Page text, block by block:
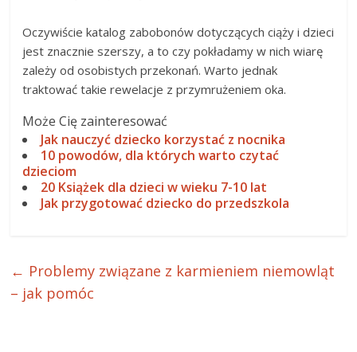
Oczywiście katalog zabobonów dotyczących ciąży i dzieci
jest znacznie szerszy, a to czy pokładamy w nich wiarę
zależy od osobistych przekonań. Warto jednak
traktować takie rewelacje z przymrużeniem oka.
Może Cię zainteresować
Jak nauczyć dziecko korzystać z nocnika
10 powodów, dla których warto czytać
dzieciom
20 Książek dla dzieci w wieku 7-10 lat
Jak przygotować dziecko do przedszkola
← Problemy związane z karmieniem niemowląt
– jak pomóc